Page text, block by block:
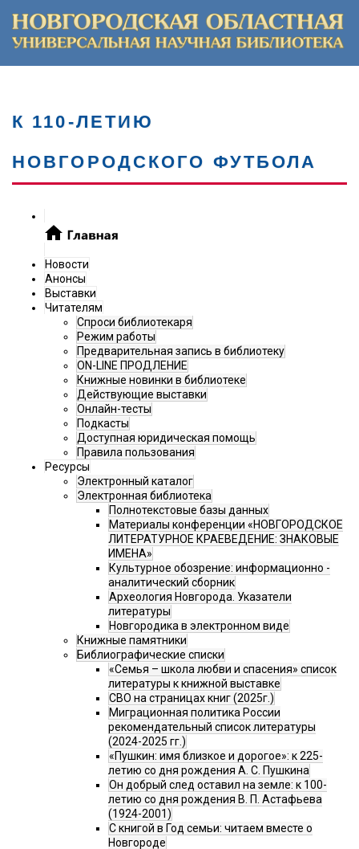
К 110-ЛЕТИЮ
НОВГОРОДСКОГО ФУТБОЛА
Новости
Анонсы
Выставки
Читателям
Спроси библиотекаря
Режим работы
Предварительная запись в библиотеку
ON-LINE ПРОДЛЕНИЕ
Книжные новинки в библиотеке
Действующие выставки
Онлайн-тесты
Подкасты
Доступная юридическая помощь
Правила пользования
Ресурсы
Электронный каталог
Электронная библиотека
Полнотекстовые базы данных
Материалы конференции «НОВГОРОДСКОЕ
ЛИТЕРАТУРНОЕ КРАЕВЕДЕНИЕ: ЗНАКОВЫЕ
ИМЕНА»
Культурное обозрение: информационно -
аналитический сборник
Археология Новгорода. Указатели
литературы
Новгородика в электронном виде
Книжные памятники
Библиографические списки
«Семья – школа любви и спасения» список
литературы к книжной выставке
СВО на страницах книг (2025г.)
Миграционная политика России
рекомендательный список литературы
(2024-2025 гг.)
«Пушкин: имя близкое и дорогое»: к 225-
летию со дня рождения А. С. Пушкина
Он добрый след оставил на земле: к 100-
летию со дня рождения В. П. Астафьева
(1924-2001)
С книгой в Год семьи: читаем вместе о
Новгороде